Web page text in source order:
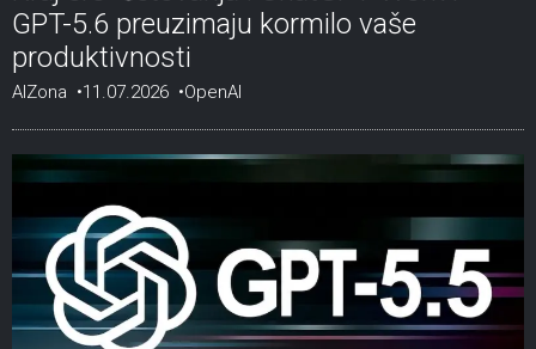
GPT-5.6 preuzimaju kormilo vaše
produktivnosti
AIZona 11.07.2026 OpenAI